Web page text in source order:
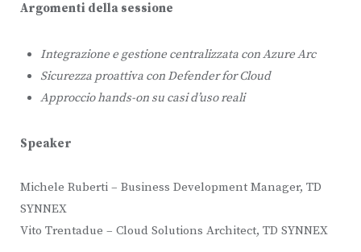
Argomenti della sessione
Integrazione e gestione centralizzata con Azure Arc
Sicurezza proattiva con Defender for Cloud
Approccio hands-on su casi d’uso reali
Speaker
Michele Ruberti – Business Development Manager, TD
SYNNEX
Vito Trentadue – Cloud Solutions Architect, TD SYNNEX